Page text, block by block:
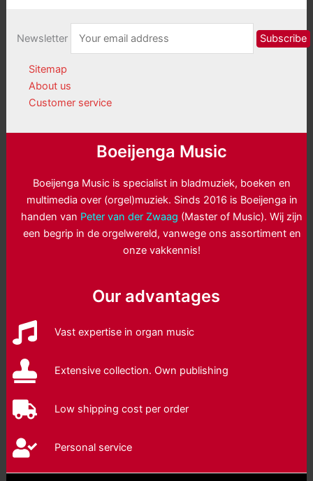
Newsletter
Sitemap
About us
Customer service
Boeijenga Music
Boeijenga Music is specialist in bladmuziek, boeken en
multimedia over (orgel)muziek. Sinds 2016 is Boeijenga in
handen van Peter van der Zwaag (Master of Music). Wij zijn
een begrip in de orgelwereld, vanwege ons assortiment en
onze vakkennis!
Our advantages
Vast expertise in organ music
Extensive collection. Own publishing
Low shipping cost per order
Personal service